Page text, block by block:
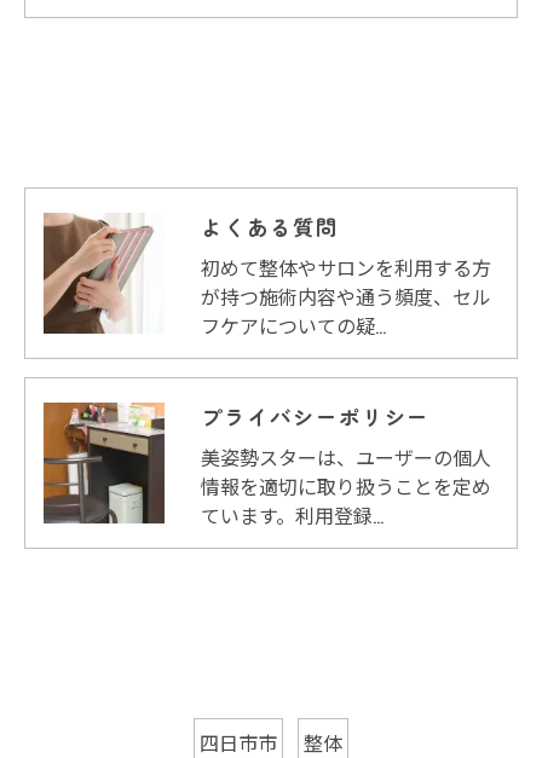
よくある質問
初めて整体やサロンを利用する方
が持つ施術内容や通う頻度、セル
フケアについての疑…
プライバシーポリシー
美姿勢スターは、ユーザーの個人
情報を適切に取り扱うことを定め
ています。利用登録…
四日市市 整体